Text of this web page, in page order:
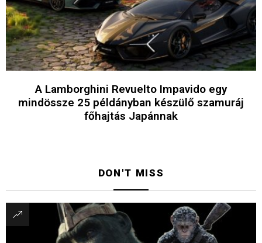
A Lamborghini Revuelto Impavido egy
mindössze 25 példányban készülő szamuráj
főhajtás Japánnak
DON'T MISS